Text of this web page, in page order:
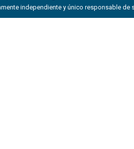
independiente y único responsable de